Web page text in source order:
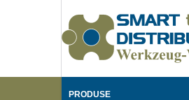
PRODUSE